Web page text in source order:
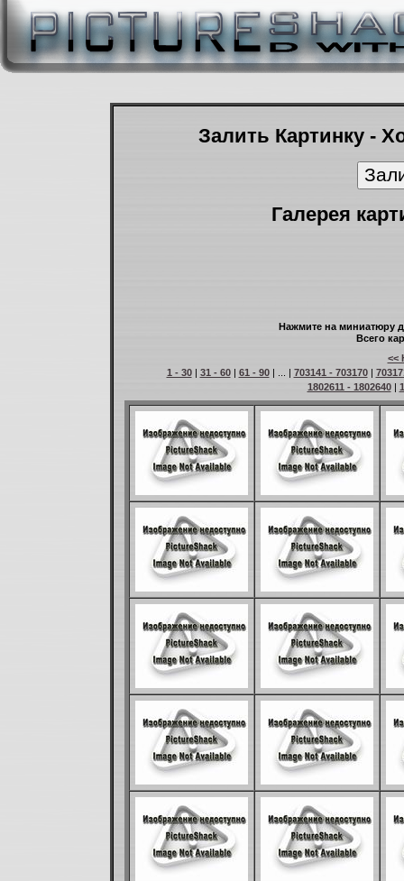
Залить Картинку -
Галерея
Нажмите на миниатюру
Всего
<<
1 - 30| 31 - 60| 61 - 90| ... | 703141 - 703170|
1802611 - 1802640|